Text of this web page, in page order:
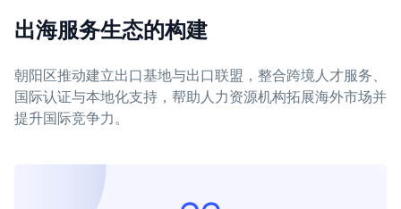
出海服务生态的构建
朝阳区推动建立出口基地与出口联盟，整合跨境人才服务、
国际认证与本地化支持，帮助人力资源机构拓展海外市场并
提升国际竞争力。